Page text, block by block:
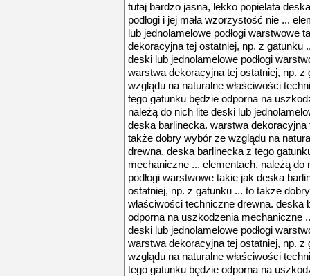
tutaj bardzo jasna, lekko popielata
podłogi i jej mała wzorzystość nie ...
lub jednolamelowe podłogi warstwowe
dekoracyjna tej ostatniej, np. z gatunku
deski lub jednolamelowe podłogi
warstwa dekoracyjna tej ostatniej, np.
wzglądu na naturalne właściwości
tego gatunku będzie odporna na
należą do nich lite deski lub
deska barlinecka. warstwa dekoracyjna
także dobry wybór ze wzglądu na
drewna. deska barlinecka z tego
mechaniczne ... elementach. należą do
podłogi warstwowe takie jak deska
ostatniej, np. z gatunku ... to także
właściwości techniczne drewna. deska
odporna na uszkodzenia mechaniczne
deski lub jednolamelowe podłogi
warstwa dekoracyjna tej ostatniej, np.
wzglądu na naturalne właściwości
tego gatunku będzie odporna na